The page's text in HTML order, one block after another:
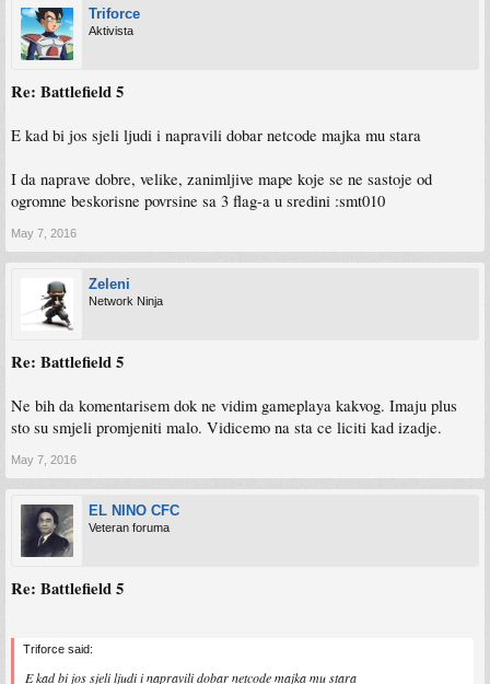
Triforce
Aktivista
Re: Battlefield 5
E kad bi jos sjeli ljudi i napravili dobar netcode majka mu stara
I da naprave dobre, velike, zanimljive mape koje se ne sastoje od
ogromne beskorisne povrsine sa 3 flag-a u sredini :smt010
May 7, 2016
Zeleni
Network Ninja
Re: Battlefield 5
Ne bih da komentarisem dok ne vidim gameplaya kakvog. Imaju plus
sto su smjeli promjeniti malo. Vidicemo na sta ce liciti kad izadje.
May 7, 2016
EL NINO CFC
Veteran foruma
Re: Battlefield 5
Triforce said:
E kad bi jos sjeli ljudi i napravili dobar netcode majka mu stara